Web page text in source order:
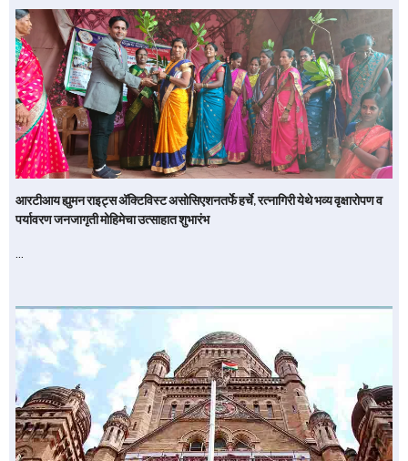
आरटीआय ह्युमन राइट्स अ‍ॅक्टिविस्ट असोसिएशनतर्फे हर्चे, रत्नागिरी येथे भव्य वृक्षारोपण व
पर्यावरण जनजागृती मोहिमेचा उत्साहात शुभारंभ
…